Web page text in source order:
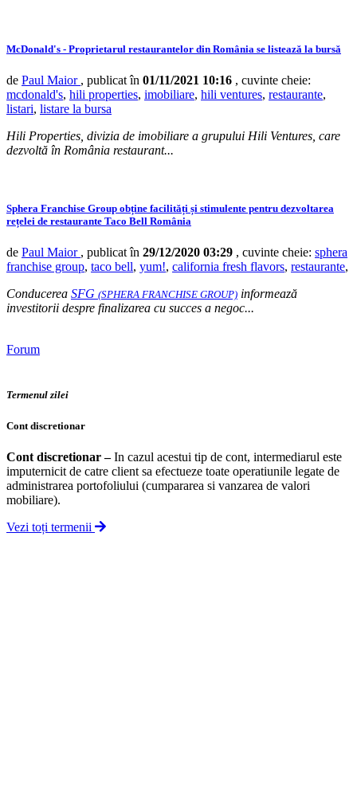
McDonald's - Proprietarul restaurantelor din România se listează la bursă
de Paul Maior , publicat în 01/11/2021 10:16 , cuvinte cheie:
mcdonald's, hili properties, imobiliare, hili ventures, restaurante,
listari, listare la bursa
Hili Properties, divizia de imobiliare a grupului Hili Ventures, care
dezvoltă în România restaurant...
Sphera Franchise Group obține facilități și stimulente pentru dezvoltarea
rețelei de restaurante Taco Bell România
de Paul Maior , publicat în 29/12/2020 03:29 , cuvinte cheie: sphera
franchise group, taco bell, yum!, california fresh flavors, restaurante,
Conducerea SFG (SPHERA FRANCHISE GROUP) informează
investitorii despre finalizarea cu succes a negoc...
Forum
Termenul zilei
Cont discretionar
Cont discretionar –In cazul acestui tip de cont, intermediarul este
imputernicit de catre client sa efectueze toate operatiunile legate de
administrarea portofoliului (cumpararea si vanzarea de valori
mobiliare).
Vezi toți termenii